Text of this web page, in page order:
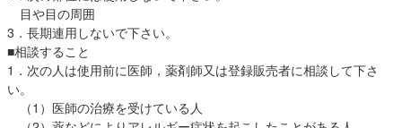
目や目の周囲
3．長期連用しないで下さい。
■相談すること
1．次の人は使用前に医師，薬剤師又は登録販売者に相談して下さ
い。
（1）医師の治療を受けている人